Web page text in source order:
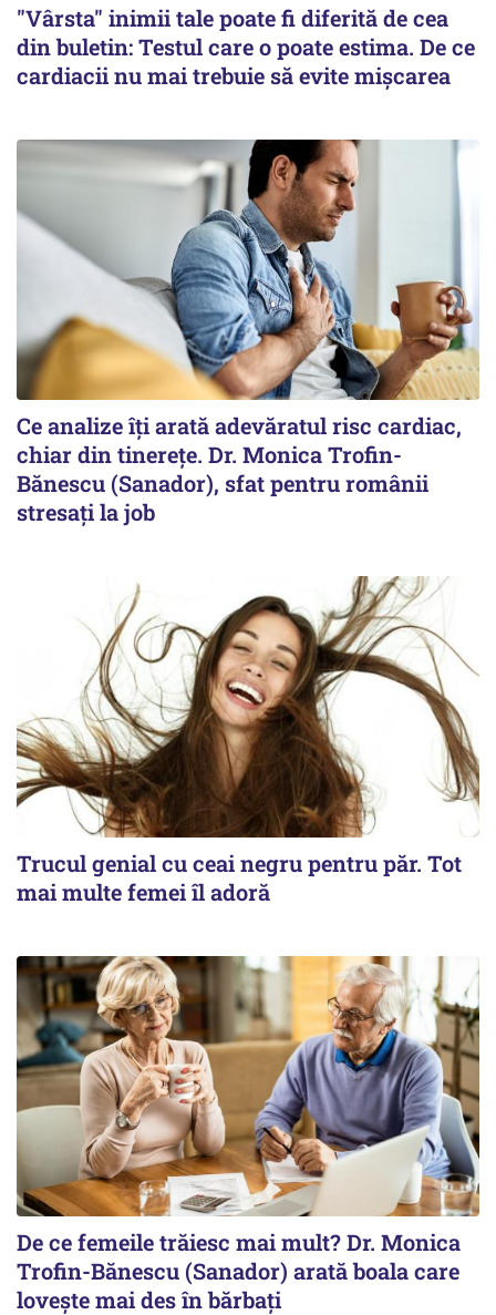
"Vârsta" inimii tale poate fi diferită de cea
din buletin: Testul care o poate estima. De ce
cardiacii nu mai trebuie să evite mișcarea
Ce analize îți arată adevăratul risc cardiac,
chiar din tinerețe. Dr. Monica Trofin-
Bănescu (Sanador), sfat pentru românii
stresați la job
Trucul genial cu ceai negru pentru păr. Tot
mai multe femei îl adoră
De ce femeile trăiesc mai mult? Dr. Monica
Trofin-Bănescu (Sanador) arată boala care
lovește mai des în bărbați